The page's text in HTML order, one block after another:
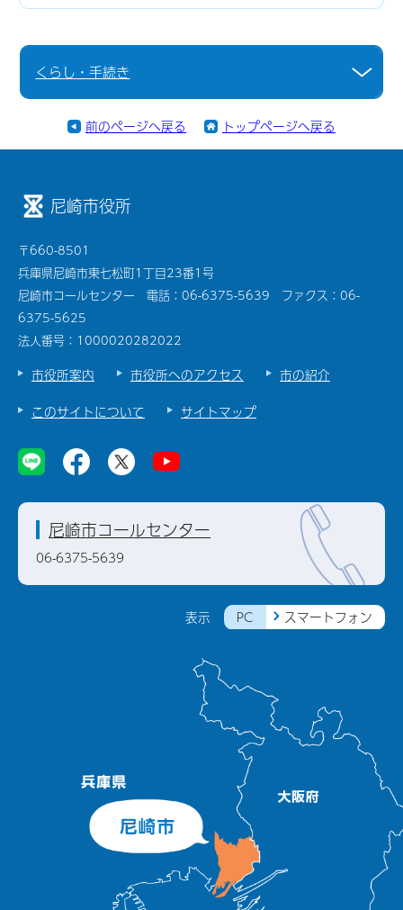
くらし・手続き
前のページへ戻る トップページへ戻る
尼崎市役所
〒660-8501
兵庫県尼崎市東七松町1丁目23番1号
尼崎市コールセンター 電話：06-6375-5639 ファクス：06-
6375-5625
法人番号：1000020282022
市役所案内 市役所へのアクセス
市の紹介
このサイトについて
サイトマップ
表示 PC スマートフォン
尼崎市コールセンター
06-6375-5639